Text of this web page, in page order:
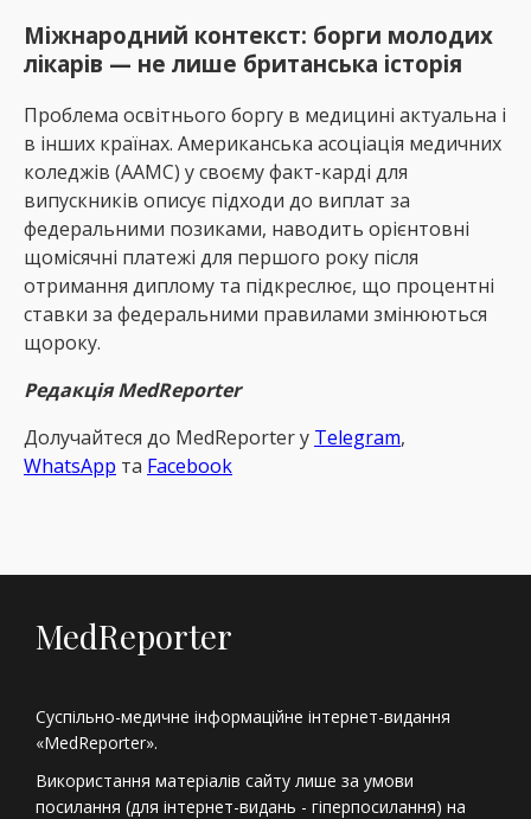
Міжнародний контекст: борги молодих
лікарів — не лише британська історія
Проблема освітнього боргу в медицині актуальна і
в інших країнах. Американська асоціація медичних
коледжів (AAMC) у своєму факт-карді для
випускників описує підходи до виплат за
федеральними позиками, наводить орієнтовні
щомісячні платежі для першого року після
отримання диплому та підкреслює, що процентні
ставки за федеральними правилами змінюються
щороку.
Редакція MedReporter
Долучайтеся до MedReрorter у Telegram,
WhatsApp та Facebook
MedReporter
Суспільно-медичне інформаційне інтернет-видання
«MedReporter».
Використання матеріалів сайту лише за умови
посилання (для інтернет-видань - гіперпосилання) на